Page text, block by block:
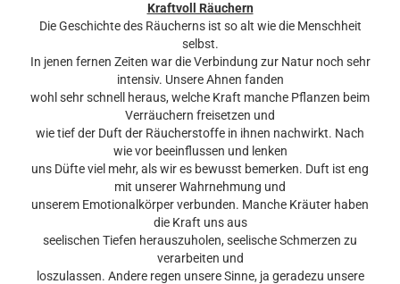
Kraftvoll Räuchern
Die Geschichte des Räucherns ist so alt wie die Menschheit
selbst.
In jenen fernen Zeiten war die Verbindung zur Natur noch sehr
intensiv. Unsere Ahnen fanden
wohl sehr schnell heraus, welche Kraft manche Pflanzen beim
Verräuchern freisetzen und
wie tief der Duft der Räucherstoffe in ihnen nachwirkt. Nach
wie vor beeinflussen und lenken
uns Düfte viel mehr, als wir es bewusst bemerken. Duft ist eng
mit unserer Wahrnehmung und
unserem Emotionalkörper verbunden. Manche Kräuter haben
die Kraft uns aus
seelischen Tiefen herauszuholen, seelische Schmerzen zu
verarbeiten und
loszulassen. Andere regen unsere Sinne, ja geradezu unsere